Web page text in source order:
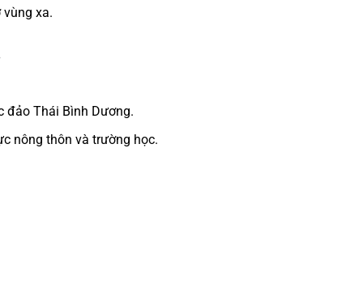
vùng xa.
đảo Thái Bình Dương.
nông thôn và trường học.